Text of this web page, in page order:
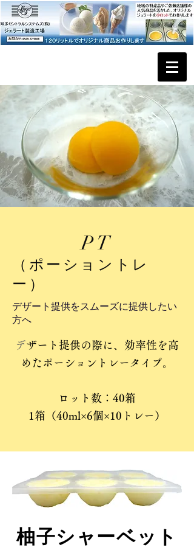
PT
（ポーショントレ
ー）
​デザート提供をスムーズに提供したい
方へ
​デザート提供の際に、効率性を高
めたポーショントレータイプ。
ロット数：40箱
1箱（40ml×6個×10トレー）
​柚子シャーベット